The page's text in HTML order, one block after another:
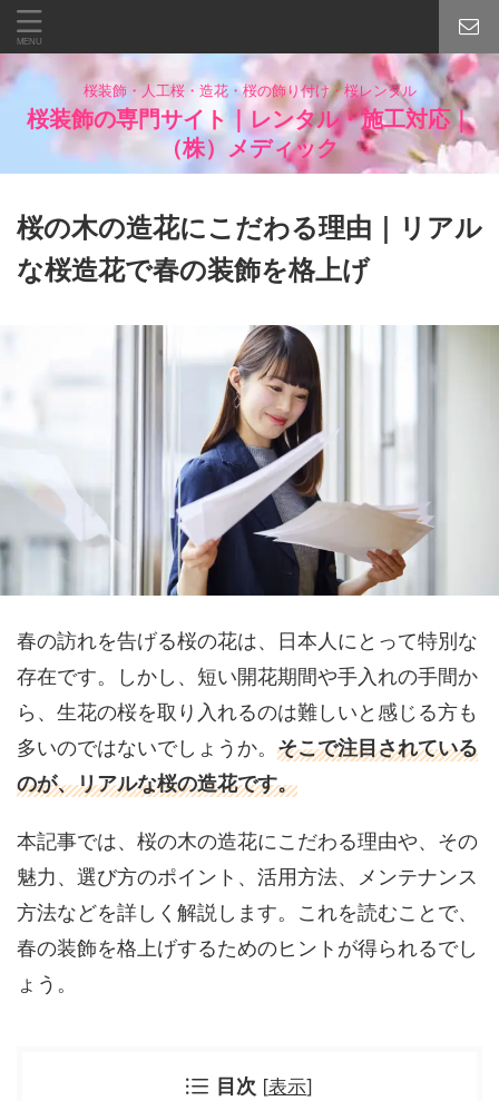
桜装飾・人工桜・造花・桜の飾り付け・桜レンタル
桜装飾の専門サイト｜レンタル・施工対応｜
（株）メディック
桜の木の造花にこだわる理由｜リアル
な桜造花で春の装飾を格上げ
春の訪れを告げる桜の花は、日本人にとって特別な
存在です。しかし、短い開花期間や手入れの手間か
ら、生花の桜を取り入れるのは難しいと感じる方も
多いのではないでしょうか。 そこで注目されている
のが、リアルな桜の造花です。
本記事では、桜の木の造花にこだわる理由や、その
魅力、選び方のポイント、活用方法、メンテナンス
方法などを詳しく解説します。これを読むことで、
春の装飾を格上げするためのヒントが得られるでし
ょう。
目次 [表示]